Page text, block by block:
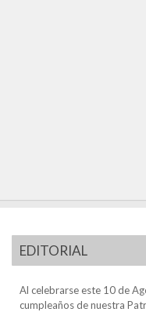
EDITORIAL
Al celebrarse este 10 de
cumpleaños de nuestra